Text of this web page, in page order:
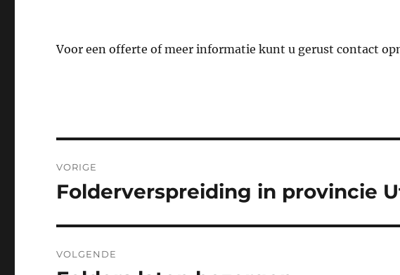
Voor een offerte of meer informatie kunt u gerust contact
navigatie
VORIGE
Vorig
Folderverspreiding in provincie
VOLGENDE